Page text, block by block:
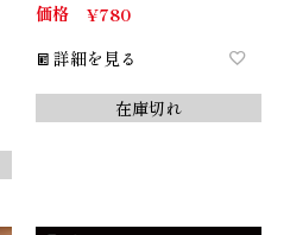
価格 ¥780
詳細を見る
在庫切れ